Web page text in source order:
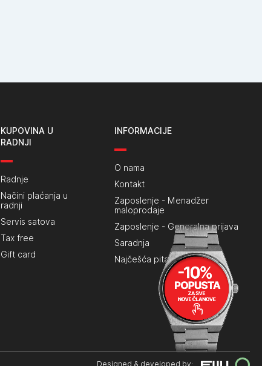
KUPOVINA U
RADNJI
Radnje
Načini plaćanja u
radnji
Servis satova
Tax free
Gift card
INFORMACIJE
O nama
Kontakt
Zaposlenje - Menadžer
maloprodaje
Zaposlenje - Generalna prijava
Saradnja
Najčešća pitanja
Designed & developed by: